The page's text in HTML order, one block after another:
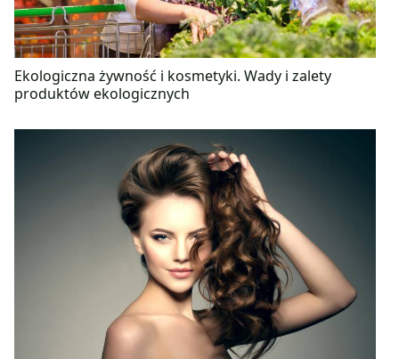
Ekologiczna żywność i kosmetyki. Wady i zalety
produktów ekologicznych